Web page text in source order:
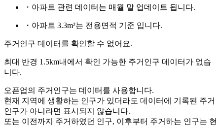
・아파트 관련 데이터는 매월 말 업데이트 됩니다.
・아파트 3.3m²는 전용면적 기준 입니다.
주거인구 데이터를 확인할 수 없어요.
최대 반경 1.5km내에서 확인 가능한 주거인구 데이터가 없습
니다.
오픈업의 주거인구는 데이터를 사용합니다.
현재 지역에 생활하는 인구가 있더라도 데이터에 기록된 주거
인구가 아니라면 표시되지 않습니다.
또는 이전까지 주거하였던 인구, 이후부터 주거하는 인구는 현